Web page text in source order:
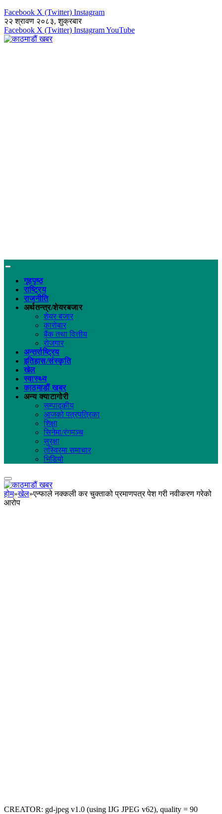
Facebook X (Twitter) Instagram
२२ श्रावण २०८३, शुक्रबार
Facebook X (Twitter) InstagramYouTube
गृहपृष्ठ
राष्ट्रिय
राजनीति
अर्थतन्त्र/शेयरबजार
शेयर बजार
कारोबार
बैंक तथा वित्तीय
रोजगार
अन्तर्राष्ट्रिय
इतिहास/संस्कृति
खेल
स्वास्थ्य
काठमाडौं खबर
अन्य क्याटागोरी
सम्पादकीय
आजको पत्रपत्रिका
शिक्षा
सिनेमा/रंगमञ्च
सुरक्षा
तस्विरमा समाचार
भिडियो
होम»खेल»एन्फाले नक्कली कर चुक्ताको प्रमाणपत्र पेश गरी नवीकरण गरेको
आरोप
CREATOR: gd-jpeg v1.0 (using IJG JPEG v62), quality = 90